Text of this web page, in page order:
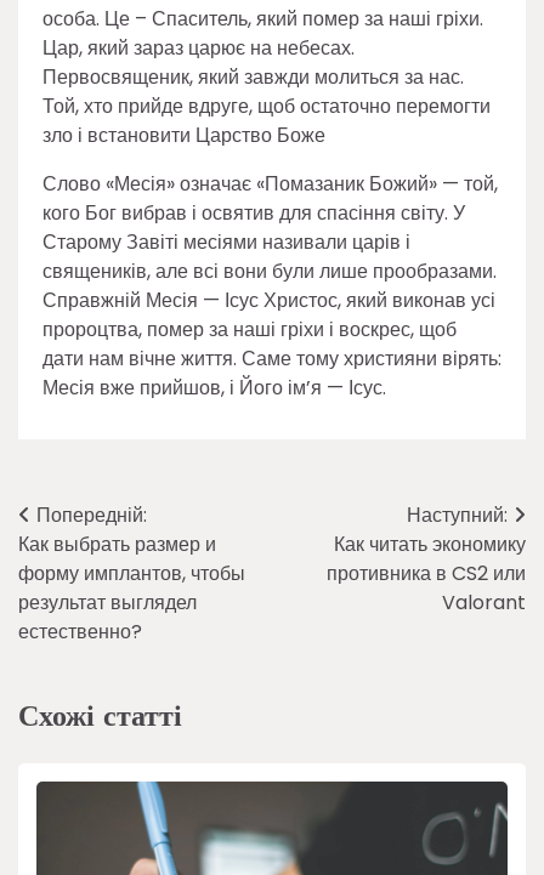
особа. Це – Спаситель, який помер за наші гріхи.
Цар, який зараз царює на небесах.
Первосвященик, який завжди молиться за нас.
Той, хто прийде вдруге, щоб остаточно перемогти
зло і встановити Царство Боже
Слово «Месія» означає «Помазаник Божий» — той,
кого Бог вибрав і освятив для спасіння світу. У
Старому Завіті месіями називали царів і
священиків, але всі вони були лише прообразами.
Справжній Месія — Ісус Христос, який виконав усі
пророцтва, помер за наші гріхи і воскрес, щоб
дати нам вічне життя. Саме тому християни вірять:
Месія вже прийшов, і Його ім’я — Ісус.
Навігація
записів
Попередній:
Как выбрать размер и
форму имплантов, чтобы
результат выглядел
естественно?
Наступний:
Как читать экономику
противника в CS2 или
Valorant
Схожі статті